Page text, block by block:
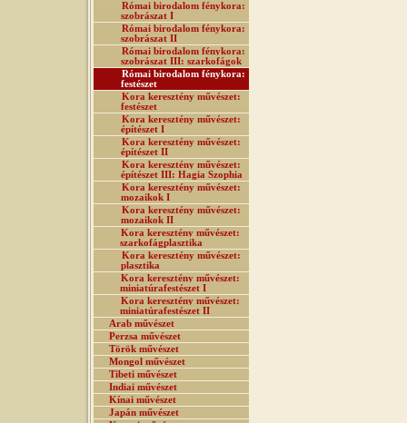
Római birodalom fénykora:
szobrászat I
Római birodalom fénykora:
szobrászat II
Római birodalom fénykora:
szobrászat III: szarkofágok
Római birodalom fénykora:
festészet
Kora keresztény művészet:
festészet
Kora keresztény művészet:
építészet I
Kora keresztény művészet:
építészet II
Kora keresztény művészet:
építészet III: Hagia Szophia
Kora keresztény művészet:
mozaikok I
Kora keresztény művészet:
mozaikok II
Kora keresztény művészet:
szarkofágplasztika
Kora keresztény művészet:
plasztika
Kora keresztény művészet:
miniatúrafestészet I
Kora keresztény művészet:
miniatúrafestészet II
Arab művészet
Perzsa művészet
Török művészet
Mongol művészet
Tibeti művészet
Indiai művészet
Kínai művészet
Japán művészet